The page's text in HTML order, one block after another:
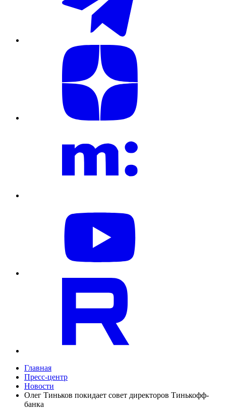
Главная
Пресс-центр
Новости
Олег Тиньков покидает совет директоров Тинькофф-
банка